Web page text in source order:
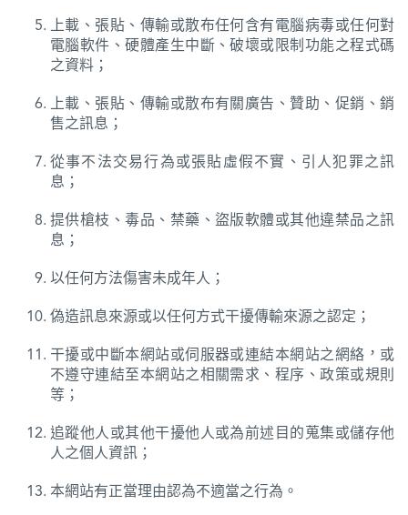
上載、張貼、傳輸或散布任何含有電腦病毒或任何對
電腦軟件、硬體產生中斷、破壞或限制功能之程式碼
之資料；
上載、張貼、傳輸或散布有關廣告、贊助、促銷、銷
售之訊息；
從事不法交易行為或張貼虛假不實、引人犯罪之訊
息；
提供槍枝、毒品、禁藥、盜版軟體或其他違禁品之訊
息；
以任何方法傷害未成年人；
偽造訊息來源或以任何方式干擾傳輸來源之認定；
干擾或中斷本網站或伺服器或連結本網站之網絡，或
不遵守連結至本網站之相關需求、程序、政策或規則
等；
追蹤他人或其他干擾他人或為前述目的蒐集或儲存他
人之個人資訊；
本網站有正當理由認為不適當之行為。